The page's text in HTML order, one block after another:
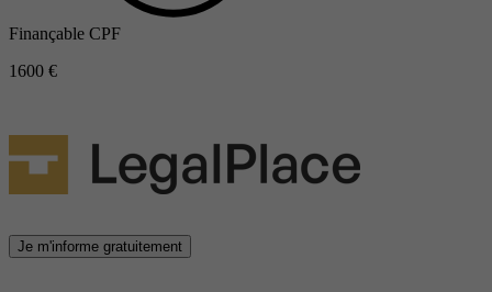
Finançable CPF
1600 €
Je m'informe gratuitement